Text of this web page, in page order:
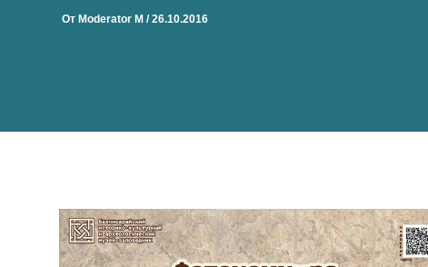
От Moderator M /26.10.2016